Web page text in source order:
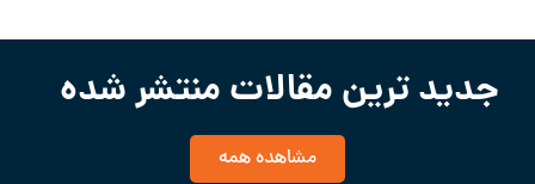
جدید ترین مقالات منتشر شده
مشاهده همه